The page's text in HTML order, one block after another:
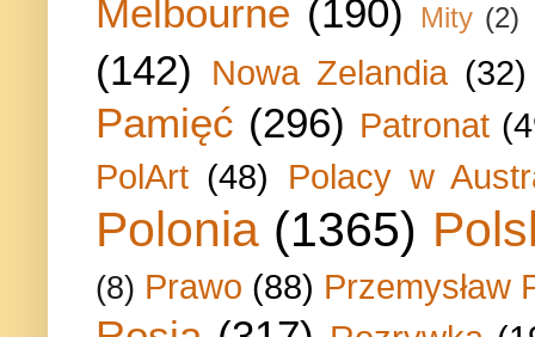
Melbourne (190) Mity (2)
(142) Nowa Zelandia (32)
Pamięć (296) Patronat
PolArt (48) Polacy w
Polonia (1365)
(8) Prawo (88) Przemysław